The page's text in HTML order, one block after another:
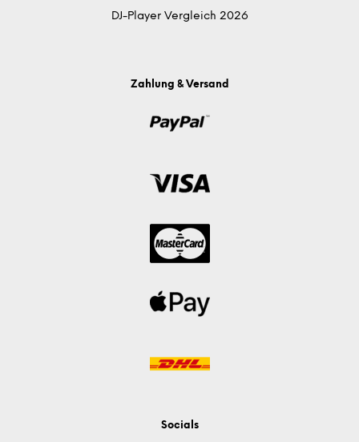
DJ-Player Vergleich 2026
Zahlung & Versand
Socials